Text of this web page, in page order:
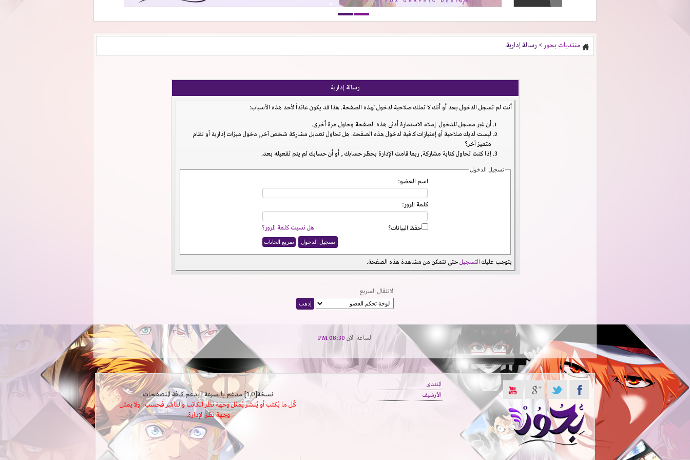
منتديات بحور > رسالة إدارية
رسالة إدارية
أنت لم تسجل الدخول بعد أو أنك لا تملك صلاحية لدخول لهذه الصفحة. هذا قد يكون عائداً لأحد هذه الأسباب:
أن غير مسجل للدخول. إملاء الاستمارة أدنى هذه الصفحة وحاول مرة أخرى.
ليست لديك صلاحية أو إمتيازات كافية لدخول هذه الصفحة. هل تحاول تعديل مشاركة شخص آخر, دخول ميزات إدارية أو نظام
متميز آخر؟
إذا كنت تحاول كتابة مشاركة, ربما قامت الإدارة بحظر حسابك , أو أن حسابك لم يتم تفعيله بعد.
تسجيل الدخول
اسم العضو:
كلمة المرور:
هل نسيت كلمة المرور؟ حفظ البيانات؟
يتوجب عليك التسجيلحتى تتمكن من مشاهدة هذه الصفحة.
الانتقال السريع
الساعة الآن 08:30 PM
المنتدى
الأرشيف
نسخة[1.0] مدعَم بالسرعة | يدعم كافة المتصفحات
كُل ما يُكتب أو يُنشر يُمثل وجهة نظر الكاتب والناشر فحسب، ولا يمثل
وجهة نظر الإدارة.